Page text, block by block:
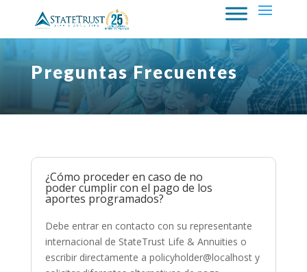
Preguntas Frecuentes
¿Cómo proceder en caso de no
poder cumplir con el pago de los
aportes programados?
Debe entrar en contacto con su representante
internacional de StateTrust Life & Annuities o
escribir directamente a policyholder@localhost y